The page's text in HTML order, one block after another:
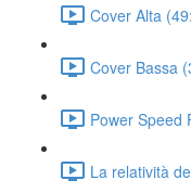
Cover Alta
Cover Bassa
Power Speed
La relatività